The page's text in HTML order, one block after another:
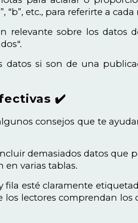
“b”, etc., para referirte a cada
relevante sobre los datos
datos si son de una
✔️
consejos que te
demasiados datos que
en varias tablas.
fila esté claramente
lectores comprendan los